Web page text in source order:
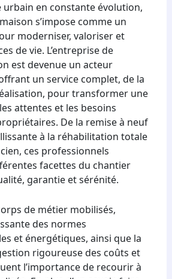
urbain en constante évolution,
s’impose comme un
moderniser, valoriser et
de vie. L’entreprise de
est devenue un acteur
un service complet, de la
pour transformer une
attentes et les besoins
De la remise à neuf
à la réhabilitation totale
ces professionnels
facettes du chantier
garantie et sérénité.
de métier mobilisés,
des normes
et énergétiques, ainsi que la
rigoureuse des coûts et
l’importance de recourir à